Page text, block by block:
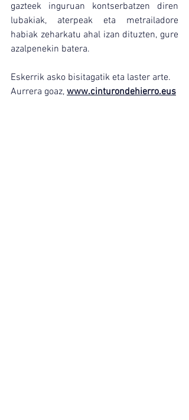
gazteek inguruan kontserbatzen diren
lubakiak, aterpeak eta metrailadore
habiak zeharkatu ahal izan dituzten, gure
azalpenekin batera.
Eskerrik asko bisitagatik eta laster arte.
Aurrera goaz, www.cinturondehierro.eus